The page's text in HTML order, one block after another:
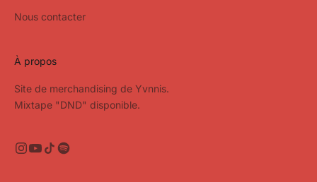
Nous contacter
À propos
Site de merchandising de Yvnnis.
Mixtape "DND" disponible.